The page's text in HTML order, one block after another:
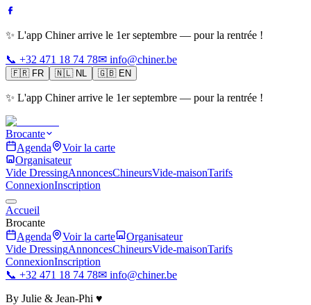
✨ L'app Chiner arrive le 1er septembre — pour la rentrée !
📞 +32 471 18 74 78✉ info@chiner.be
🇫🇷 FR 🇳🇱 NL 🇬🇧 EN
✨ L'app Chiner arrive le 1er septembre — pour la rentrée !
Brocante
Agenda
Voir la carte
Organisateur
Vide DressingAnnoncesChineursVide-maisonTarifs
ConnexionInscription
Accueil
Brocante
Agenda
Voir la carte
Organisateur
Vide DressingAnnoncesChineursVide-maisonTarifs
ConnexionInscription
📞 +32 471 18 74 78✉ info@chiner.be
By Julie & Jean-Phi ♥